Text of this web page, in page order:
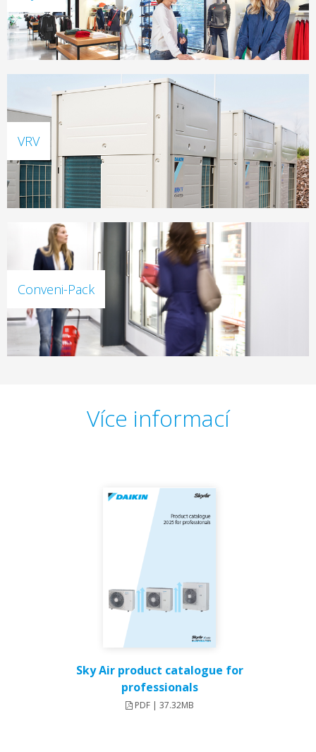
VRV
Conveni-Pack
Více informací
Sky Air product catalogue for
professionals
PDF | 37.32MB